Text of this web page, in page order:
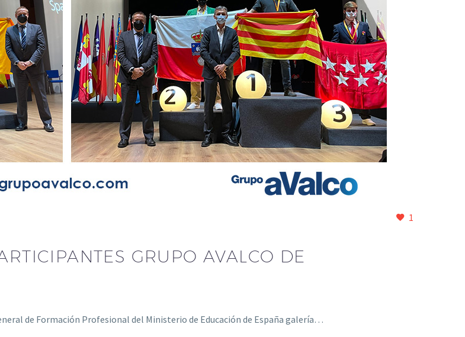
1
GRUPO AVALCO DE
de Formación Profesional del Ministerio de Educación de España galería…